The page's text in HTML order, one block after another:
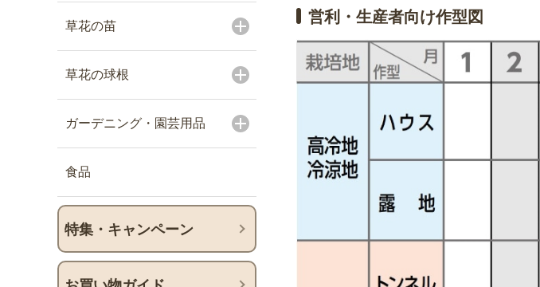
草花の苗
草花の球根
ガーデニング・園芸用品
食品
特集・キャンペーン
営利・生産者向け作型図